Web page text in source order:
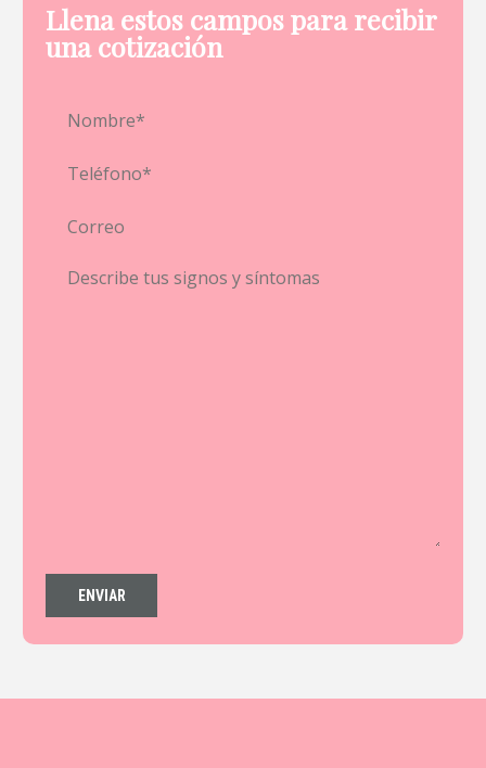
Llena estos campos para recibir
una cotización